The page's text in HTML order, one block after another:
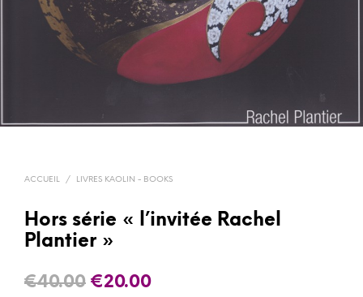
ACCUEIL / LIVRES KAOLIN - BOOKS
Hors série « l’invitée Rachel
Plantier »
€40.00 Le
€20.00Le